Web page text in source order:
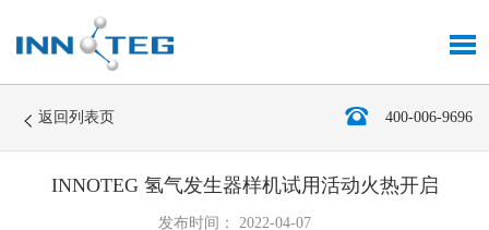
返回列表页 400-006-9696
INNOTEG 氢气发生器样机试用活动火热开启
发布时间： 2022-04-07